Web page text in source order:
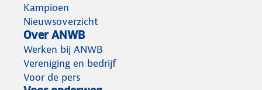
Kampioen
Nieuwsoverzicht
Over ANWB
Werken bij ANWB
Vereniging en bedrijf
Voor de pers